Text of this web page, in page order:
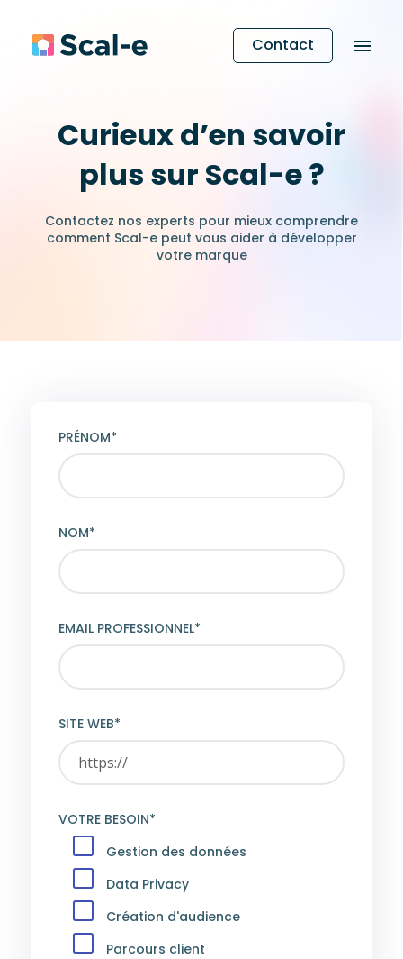
Contact
Curieux d’en savoir
plus sur Scal-e ?
Contactez nos experts pour mieux comprendre
comment Scal-e peut vous aider à développer
votre marque
PRÉNOM*
NOM*
EMAIL PROFESSIONNEL*
SITE WEB*
VOTRE BESOIN*
Gestion des données
Data Privacy
Création d'audience
Parcours client